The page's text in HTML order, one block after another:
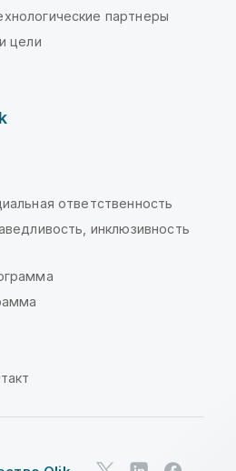
партнеры
цели
ответственность
инклюзивность